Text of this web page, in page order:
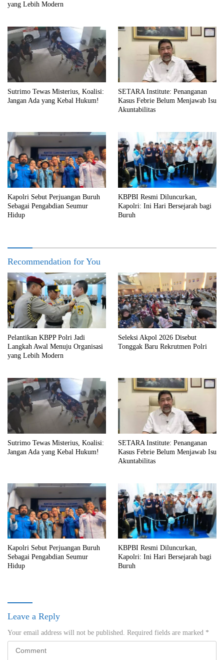
yang Lebih Modern
Sutrimo Tewas Misterius, Koalisi:
Jangan Ada yang Kebal Hukum!
SETARA Institute: Penanganan
Kasus Febrie Belum Menjawab Isu
Akuntabilitas
Kapolri Sebut Perjuangan Buruh
Sebagai Pengabdian Seumur
Hidup
KBPBI Resmi Diluncurkan,
Kapolri: Ini Hari Bersejarah bagi
Buruh
Recommendation for You
Pelantikan KBPP Polri Jadi
Langkah Awal Menuju Organisasi
yang Lebih Modern
Seleksi Akpol 2026 Disebut
Tonggak Baru Rekrutmen Polri
Sutrimo Tewas Misterius, Koalisi:
Jangan Ada yang Kebal Hukum!
SETARA Institute: Penanganan
Kasus Febrie Belum Menjawab Isu
Akuntabilitas
Kapolri Sebut Perjuangan Buruh
Sebagai Pengabdian Seumur
Hidup
KBPBI Resmi Diluncurkan,
Kapolri: Ini Hari Bersejarah bagi
Buruh
Leave a Reply
Your email address will not be published. Required fields are marked *